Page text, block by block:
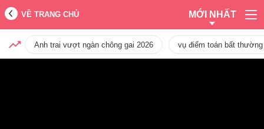
VỀ TRANG CHỦ MỚI NHẤT
Anh trai vượt ngàn chông gai 2026 vụ điểm toán bất